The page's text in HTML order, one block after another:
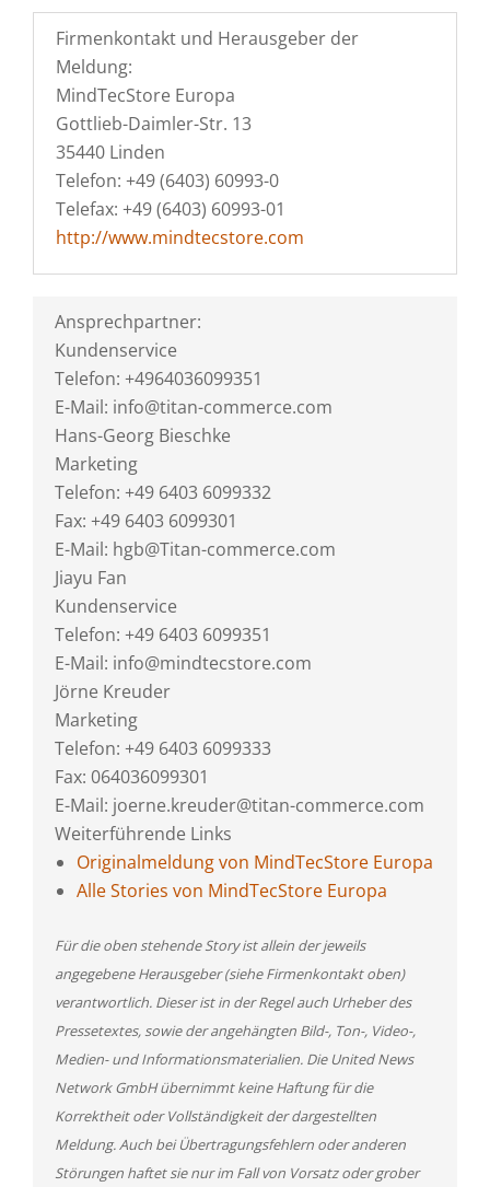
Firmenkontakt und Herausgeber der
Meldung:
MindTecStore Europa
Gottlieb-Daimler-Str. 13
35440 Linden
Telefon: +49 (6403) 60993-0
Telefax: +49 (6403) 60993-01
http://www.mindtecstore.com
Ansprechpartner:
Kundenservice
Telefon: +4964036099351
E-Mail: info@titan-commerce.com
Hans-Georg Bieschke
Marketing
Telefon: +49 6403 6099332
Fax: +49 6403 6099301
E-Mail: hgb@Titan-commerce.com
Jiayu Fan
Kundenservice
Telefon: +49 6403 6099351
E-Mail: info@mindtecstore.com
Jörne Kreuder
Marketing
Telefon: +49 6403 6099333
Fax: 064036099301
E-Mail: joerne.kreuder@titan-commerce.com
Weiterführende Links
Originalmeldung von MindTecStore Europa
Alle Stories von MindTecStore Europa
Für die oben stehende Story ist allein der jeweils
angegebene Herausgeber (siehe Firmenkontakt oben)
verantwortlich. Dieser ist in der Regel auch Urheber des
Pressetextes, sowie der angehängten Bild-, Ton-, Video-,
Medien- und Informationsmaterialien. Die United News
Network GmbH übernimmt keine Haftung für die
Korrektheit oder Vollständigkeit der dargestellten
Meldung. Auch bei Übertragungsfehlern oder anderen
Störungen haftet sie nur im Fall von Vorsatz oder grober